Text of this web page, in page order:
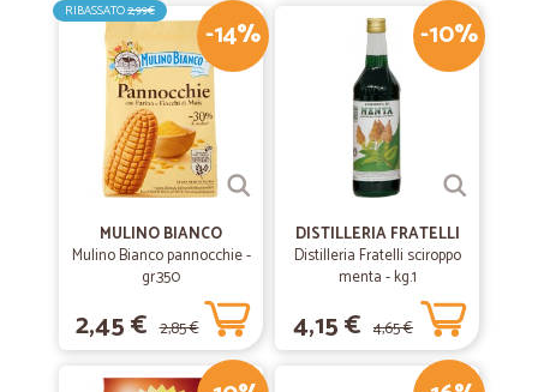
-14%
RIBASSATO2,99€
MULINO BIANCO
Mulino Bianco pannocchie -
gr.350
2,45 € 2,85 €
-10%
DISTILLERIA FRATELLI
Distilleria Fratelli sciroppo
menta - kg.1
4,15 € 4,65 €